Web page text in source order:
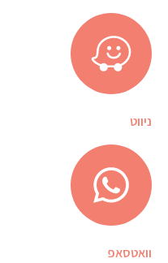
ניווט
וואטסאפ